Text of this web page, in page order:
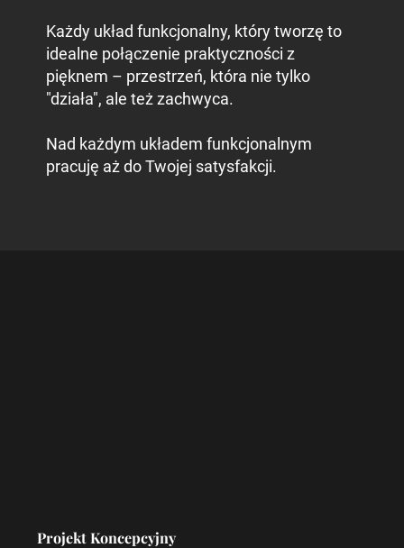
Każdy układ funkcjonalny, który tworzę to
idealne połączenie praktyczności z
pięknem – przestrzeń, która nie tylko
"działa", ale też zachwyca.
Nad każdym układem funkcjonalnym
pracuję aż do Twojej satysfakcji.
Projekt Koncepcyjny